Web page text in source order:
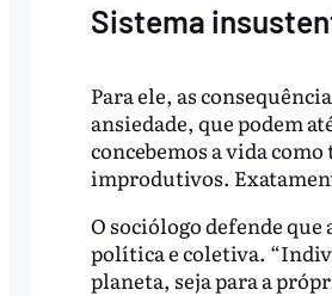
Sistema
Para ele, as
ansiedade, que podem
concebemos a vida
improdutivos.
O sociólogo defende que
política e coletiva.
planeta, seja para a